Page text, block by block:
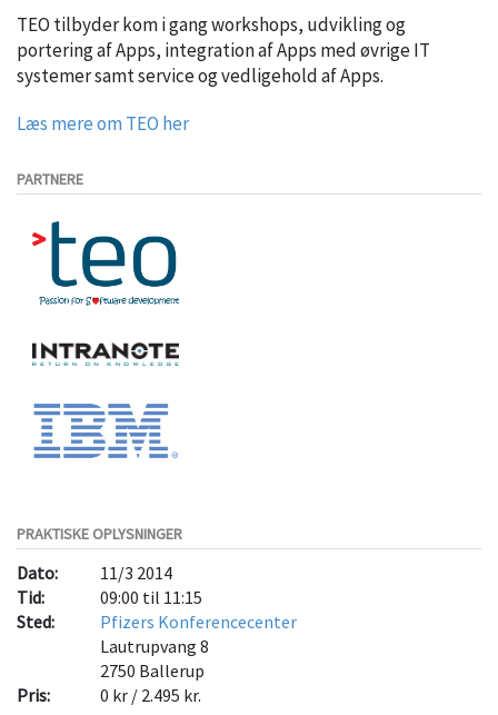
TEO tilbyder kom i gang workshops, udvikling og
portering af Apps, integration af Apps med øvrige IT
systemer samt service og vedligehold af Apps.
Læs mere om TEO her
PARTNERE
PRAKTISKE OPLYSNINGER
Dato:
11/3 2014
Tid:
09:00 til 11:15
Sted:
Pfizers Konferencecenter
Lautrupvang 8
2750 Ballerup
Pris:
0 kr / 2.495 kr.